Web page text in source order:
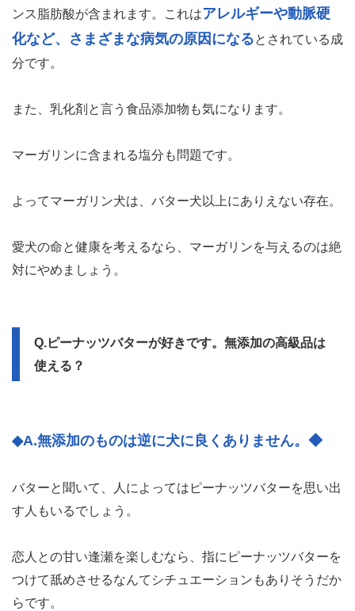
ンス脂肪酸が含まれます。これはアレルギーや動脈硬
化など、さまざまな病気の原因になるとされている成
分です。
また、乳化剤と言う食品添加物も気になります。
マーガリンに含まれる塩分も問題です。
よってマーガリン犬は、バター犬以上にありえない存在。
愛犬の命と健康を考えるなら、マーガリンを与えるのは絶
対にやめましょう。
Q.ピーナッツバターが好きです。無添加の高級品は
使える？
◆A.無添加のものは逆に犬に良くありません。◆
バターと聞いて、人によってはピーナッツバターを思い出
す人もいるでしょう。
恋人との甘い逢瀬を楽しむなら、指にピーナッツバターを
つけて舐めさせるなんてシチュエーションもありそうだか
らです。